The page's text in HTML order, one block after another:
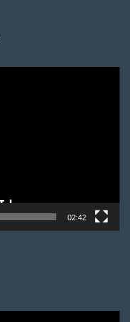
02:42